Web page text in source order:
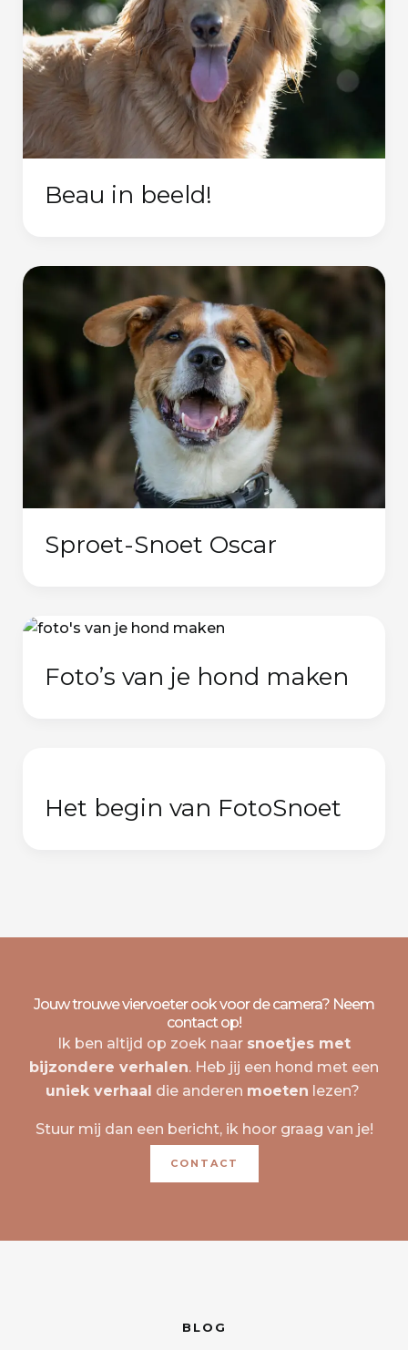
Beau in beeld!
Sproet-Snoet Oscar
Foto’s van je hond maken
Het begin van FotoSnoet
Jouw trouwe viervoeter ook voor de camera? Neem
contact op!
Ik ben altijd op zoek naar snoetjes met
bijzondere verhalen. Heb jij een hond met een
uniek verhaal die anderen moeten lezen?
Stuur mij dan een bericht, ik hoor graag van je!
CONTACT
BLOG